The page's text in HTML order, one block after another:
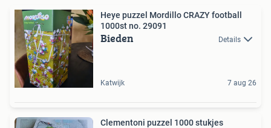
Heye puzzel Mordillo CRAZY football
1000st no. 29091
Bieden Details
Katwijk 7 aug 26
Clementoni puzzel 1000 stukjes